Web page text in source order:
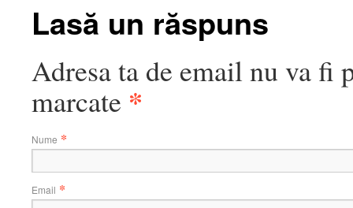
Lasă un răspuns
Adresa ta de email nu va fi
marcate *
Nume *
Email *